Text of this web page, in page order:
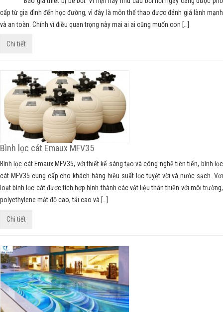
cấp từ gia đình đến học đường, vì đây là môn thể thao được đánh giá lành mạnh
và an toàn. Chính vì điều quan trọng này mai ai ai cũng muốn con […]
Chi tiết
Bình lọc cát Emaux MFV35
Bình lọc cát Emaux MFV35, với thiết kế sáng tạo và công nghệ tiên tiến, bình lọc
cát MFV35 cung cấp cho khách hàng hiệu suất lọc tuyệt vời và nước sạch. Vơi
loạt bình lọc cát được tích hợp hình thành các vật liệu thân thiện với môi trường,
polyethylene mật độ cao, tải cao và […]
Chi tiết